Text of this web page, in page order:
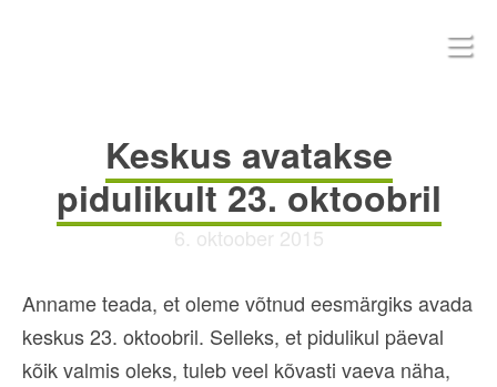
Keskus avatakse
pidulikult 23. oktoobril
6. oktoober 2015
Anname teada, et oleme võtnud eesmärgiks avada
keskus 23. oktoobril. Selleks, et pidulikul päeval
kõik valmis oleks, tuleb veel kõvasti vaeva näha,